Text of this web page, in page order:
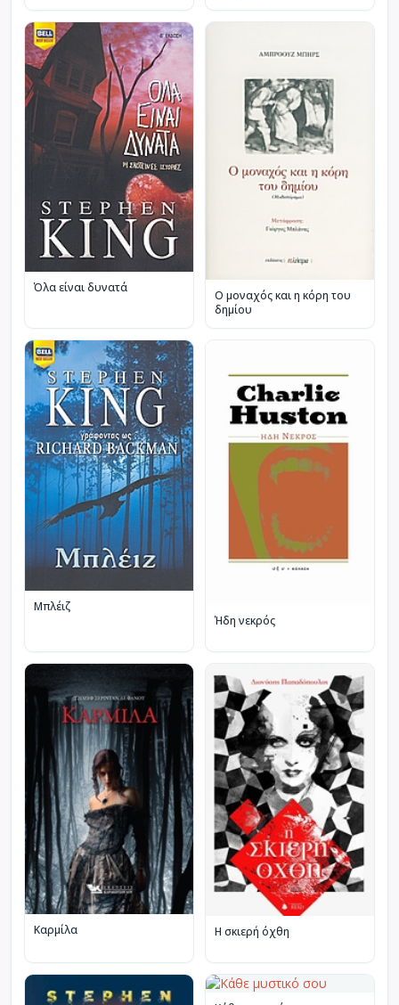
Όλα είναι δυνατά
Ο μοναχός και η κόρη του
δημίου
Μπλέιζ
Ήδη νεκρός
Καρμίλα Η σκιερή όχθη